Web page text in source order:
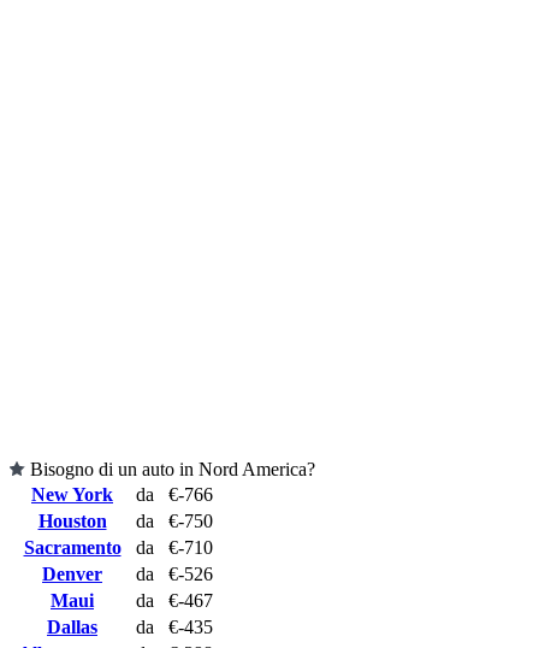
Bisogno di un auto in Nord America?
New York
da
€-766
Houston
da
€-750
Sacramento
da
€-710
Denver
da
€-526
Maui
da
€-467
Dallas
da
€-435